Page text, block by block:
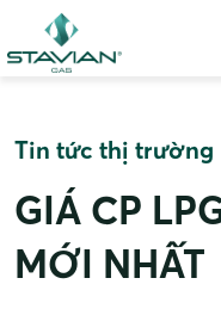
content
Tin tức thị trường
GIÁ CP
MỚI NHẤT